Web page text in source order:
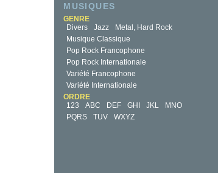
MUSIQUES
GENRE
Divers
Jazz
Metal, Hard Rock
Musique Classique
Pop Rock Francophone
Pop Rock Internationale
Variété Francophone
Variété Internationale
ORDRE
123
ABC DEF GHI JKL
MNO
PQRS
TUV WXYZ